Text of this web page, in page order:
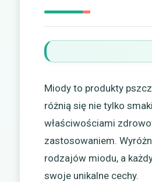
Miody to produkty
różnią się nie tylko
właściwościami
zastosowaniem.
rodzajów miodu, a
swoje unikalne cechy.